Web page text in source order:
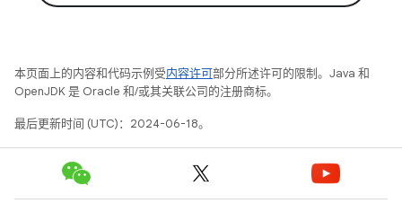
本页面上的内容和代码示例受内容许可部分所述许可的限制。Java 和
OpenJDK 是 Oracle 和/或其关联公司的注册商标。
最后更新时间 (UTC)：2024-06-18。